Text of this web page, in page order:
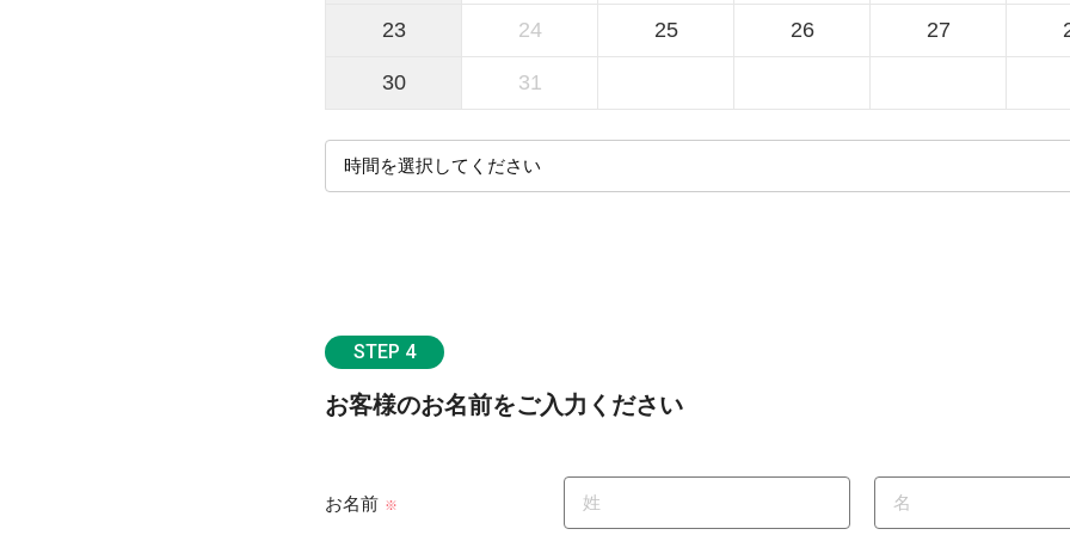
23 24 25 26 27
30 31
STEP 4
お客様のお名前をご入力ください
お名前 ※